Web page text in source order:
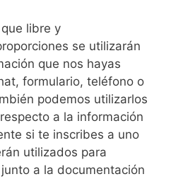
libre y
se utilizarán
que nos hayas
formulario, teléfono o
podemos utilizarlos
a la información
si te inscribes a uno
utilizados para
a la documentación